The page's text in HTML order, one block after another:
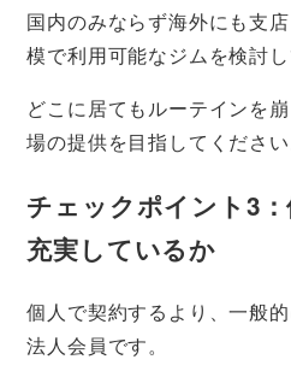
国内のみならず海外にも支
模で利用可能なジムを検討
どこに居てもルーテインを
場の提供を目指してください
チェックポイント3
充実しているか
個人で契約するより、一般
法人会員です。